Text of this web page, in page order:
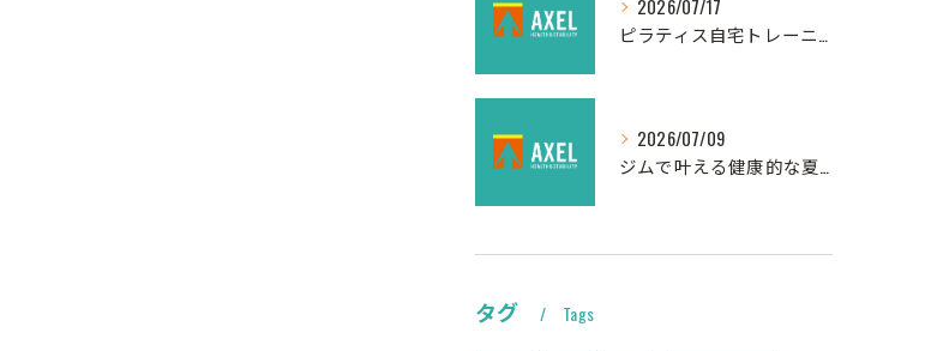
2026/07/17
ピラティス自宅トレーニングの効果的な方法
2026/07/09
ジムで叶える健康的な夏の運動法
タグ Tags